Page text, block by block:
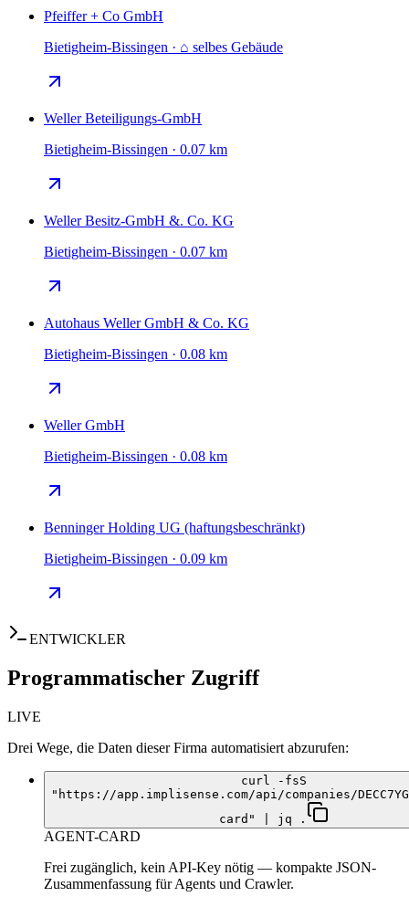
Pfeiffer + Co GmbH
Bietigheim-Bissingen · ⌂ selbes Gebäude
Weller Beteiligungs-GmbH
Bietigheim-Bissingen · 0.07 km
Weller Besitz-GmbH &. Co. KG
Bietigheim-Bissingen · 0.07 km
Autohaus Weller GmbH & Co. KG
Bietigheim-Bissingen · 0.08 km
Weller GmbH
Bietigheim-Bissingen · 0.08 km
Benninger Holding UG (haftungsbeschränkt)
Bietigheim-Bissingen · 0.09 km
ENTWICKLER
Programmatischer Zugriff
LIVE
Drei Wege, die Daten dieser Firma automatisiert abzurufen:
curl -fsS
"https://app.implisense.com/api/companies/
card" | jq .
AGENT-CARD
Frei zugänglich, kein API-Key nötig — kompakte JSON-
Zusammenfassung für Agents und Crawler.